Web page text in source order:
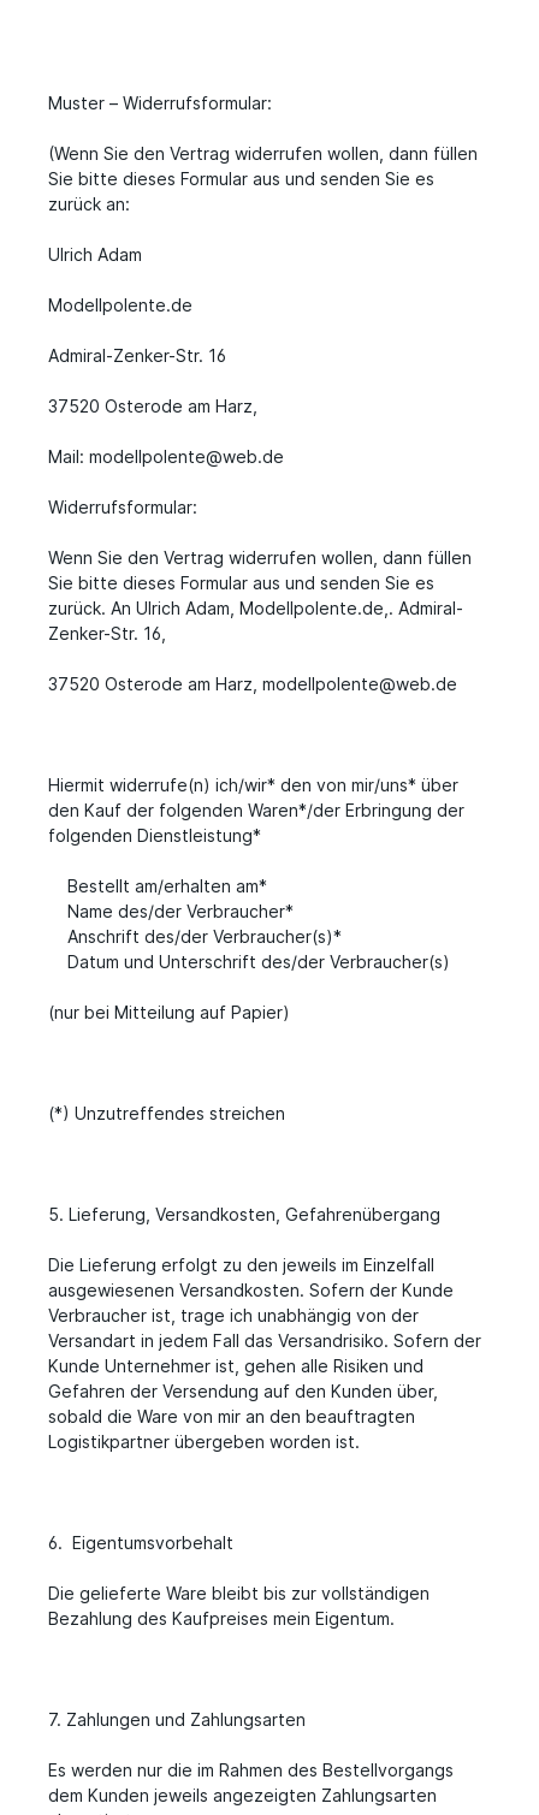
Muster – Widerrufsformular:
(Wenn Sie den Vertrag widerrufen wollen, dann füllen
Sie bitte dieses Formular aus und senden Sie es
zurück an:
Ulrich Adam
Modellpolente.de
Admiral-Zenker-Str. 16
37520 Osterode am Harz,
Mail: modellpolente@web.de
Widerrufsformular:
Wenn Sie den Vertrag widerrufen wollen, dann füllen
Sie bitte dieses Formular aus und senden Sie es
zurück. An Ulrich Adam, Modellpolente.de,. Admiral-
Zenker-Str. 16,
37520 Osterode am Harz, modellpolente@web.de
Hiermit widerrufe(n) ich/wir* den von mir/uns* über
den Kauf der folgenden Waren*/der Erbringung der
folgenden Dienstleistung*
Bestellt am/erhalten am*
Name des/der Verbraucher*
Anschrift des/der Verbraucher(s)*
Datum und Unterschrift des/der Verbraucher(s)
(nur bei Mitteilung auf Papier)
(*) Unzutreffendes streichen
5. Lieferung, Versandkosten, Gefahrenübergang
Die Lieferung erfolgt zu den jeweils im Einzelfall
ausgewiesenen Versandkosten. Sofern der Kunde
Verbraucher ist, trage ich unabhängig von der
Versandart in jedem Fall das Versandrisiko. Sofern der
Kunde Unternehmer ist, gehen alle Risiken und
Gefahren der Versendung auf den Kunden über,
sobald die Ware von mir an den beauftragten
Logistikpartner übergeben worden ist.
6. Eigentumsvorbehalt
Die gelieferte Ware bleibt bis zur vollständigen
Bezahlung des Kaufpreises mein Eigentum.
7. Zahlungen und Zahlungsarten
Es werden nur die im Rahmen des Bestellvorgangs
dem Kunden jeweils angezeigten Zahlungsarten